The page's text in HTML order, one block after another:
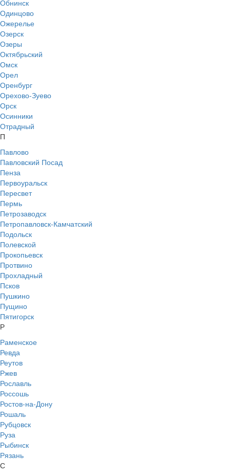
Обнинск
Одинцово
Ожерелье
Озерск
Озеры
Октябрьский
Омск
Орел
Оренбург
Орехово-Зуево
Орск
Осинники
Отрадный
П
Павлово
Павловский Посад
Пенза
Первоуральск
Пересвет
Пермь
Петрозаводск
Петропавловск-Камчатский
Подольск
Полевской
Прокопьевск
Протвино
Прохладный
Псков
Пушкино
Пущино
Пятигорск
Р
Раменское
Ревда
Реутов
Ржев
Рославль
Россошь
Ростов-на-Дону
Рошаль
Рубцовск
Руза
Рыбинск
Рязань
С